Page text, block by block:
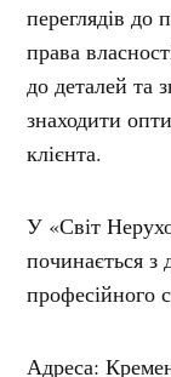
переглядів до
права
до деталей та
знаходити
клієнта.
У «Світ
починається з
професійного
Адреса: